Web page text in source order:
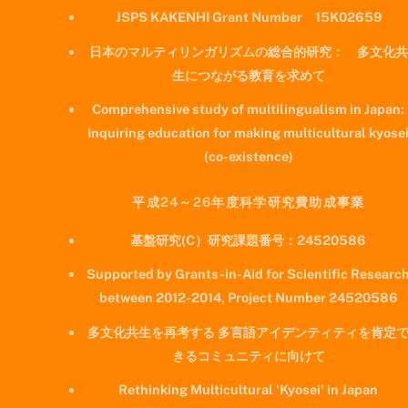
JSPS KAKENHI Grant Number 15K02659
日本のマルティリンガリズムの総合的研究： 多文化共
生につながる教育を求めて
Comprehensive study of multilingualism in Japan:
Inquiring education for making multicultural kyosei
(co-existence)
平成24～26年度科学研究費助成事業
基盤研究(C）研究課題番号：24520586
Supported by Grants-in-Aid for Scientific Research
between 2012-2014, Project Number 24520586
多文化共生を再考する 多言語アイデンティティを肯定
きるコミュニティに向けて
Rethinking Multicultural 'Kyosei' in Japan